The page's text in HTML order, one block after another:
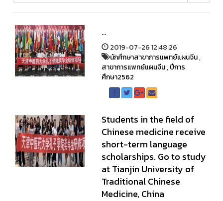
...
2019-07-26 12:48:26
นักศึกษาสาขาการแพทย์แผนจีน,
สาขาการแพทย์แผนจีน,ปีการ
ศึกษา2562
Students in the field of
Chinese medicine receive
short-term language
scholarships. Go to study
at Tianjin University of
Traditional Chinese
Medicine, China